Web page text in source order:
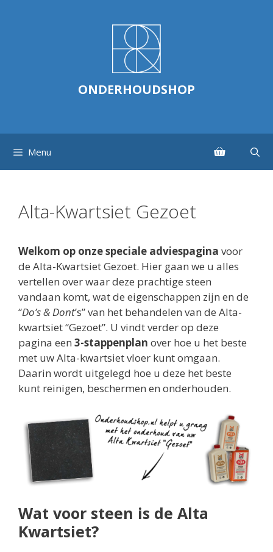
ONDERHOUDSHOP
Menu
Alta-Kwartsiet Gezoet
Welkom op onze speciale adviespagina voor
de Alta-Kwartsiet Gezoet. Hier gaan we u alles
vertellen over waar deze prachtige steen
vandaan komt, wat de eigenschappen zijn en de
“Do’s & Dont’s” van het behandelen van de Alta-
kwartsiet “Gezoet”. U vindt verder op deze
pagina een 3-stappenplan over hoe u het beste
met uw Alta-kwartsiet vloer kunt omgaan.
Daarin wordt uitgelegd hoe u deze het beste
kunt reinigen, beschermen en onderhouden.
Wat voor steen is de Alta
Kwartsiet?